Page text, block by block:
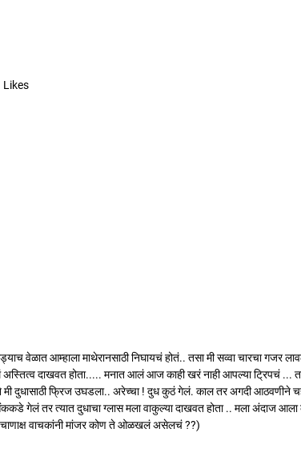
Likes
आम्हाला माथेरानसाठी निघायचं होतं.. तसा मी सव्वा चारचा गजर
दाखवत होता..... मनात आलं आज काही खरं नाही आपल्या ट्रिपचं ...
मी दुधासाठी फ्रिज उघडला.. अरेच्चा ! दुध कुठं गेलं. काल तर अगदी आठवणीने
गेलं तर त्यात दुधाचा ग्लास मला वाकुल्या दाखवत होता .. मला अंदाज
चाणाक्ष वाचकांनी मांजर कोण ते ओळखलं असेलचं ??)